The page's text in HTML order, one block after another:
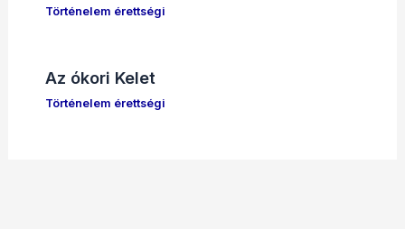
Történelem érettségi
Az ókori Kelet
Történelem érettségi